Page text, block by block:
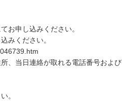
申し込みください。
ください。
当日連絡が取れる電話番号および
。